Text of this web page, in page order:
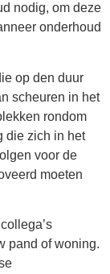
nodig, om deze
onderhoud
op den duur
scheuren in het
rondom
die zich in het
voor de
moeten
pand of woning.